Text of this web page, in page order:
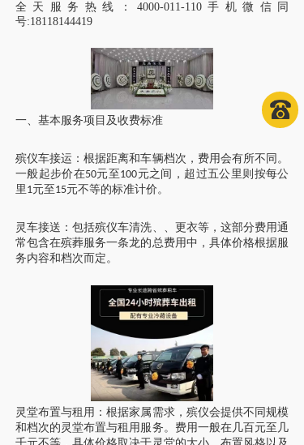
全天 服务热线： 4000-011-110手机微信同
号:18118144419
一、基本服务项目及收费标准
殡仪车接运：根据距离和车辆档次，费用会有所不同。
一般起步价在50元至 100元之间，超过五公里则按每公
里1元至15元不等的标准计价。
灵车接送 ：包括殡仪车清洗、、更衣等，这部分费用通
常包含在殡葬服务一条龙的总费用中，具体价格根据服
务内容和档次而定。
灵堂布置与租用：根据家属需求，殡仪会提供不同规模
和档次的灵堂布置与租用服务。费用一般在几百元至几